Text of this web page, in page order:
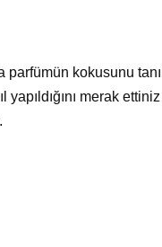
parfümün kokusunu
yapıldığını merak